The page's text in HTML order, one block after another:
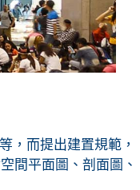
而提出建置規範，
間平面圖、剖面圖、